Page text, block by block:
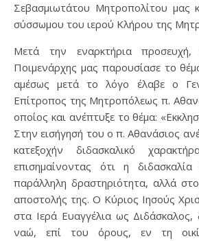
Σεβασμιωτάτου Μητροπολίτου μας
σύσσωμου του ιερού Κλήρου της
Μετά την εναρκτήρια προσευχή,
Ποιμενάρχης μας παρουσίασε το
αμέσως μετά το λόγο έλαβε ο
Επίτροπος της Μητροπόλεως π.
οποίος και ανέπτυξε το θέμα:
Στην εισήγησή του ο π. Αθανάσιος
κατεξοχήν διδασκαλικό
επισημαίνοντας ότι η
παράλληλη δραστηριότητα, αλλά
αποστολής της. Ο Κύριος Ιησούς
στα Ιερά Ευαγγέλια ως
ναώ, επί του όρους, εν τη